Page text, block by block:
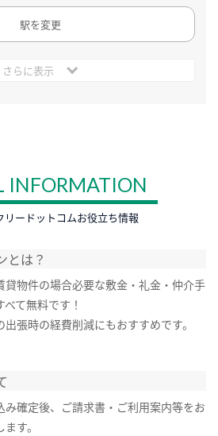
駅を変更
さらに表示
INFORMATION
リードットコムお役立ち情報
とは？
貸物件の場合必要な敷金・礼金・仲介手
て無料です！
出張時の経費削減にもおすすめです。
み確定後、ご請求書・ご利用案内等をお
す。